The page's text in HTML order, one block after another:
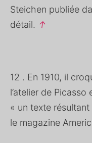
Steichen publiée
détail. ↑
12 . En 1910, il
l’atelier de
« un texte
le magazine